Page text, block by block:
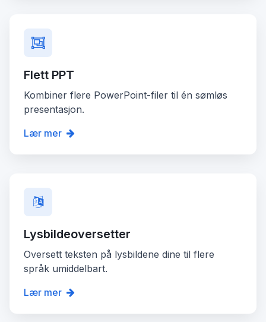
Flett PPT
Kombiner flere PowerPoint-filer til én sømløs
presentasjon.
Lær mer
Lysbildeoversetter
Oversett teksten på lysbildene dine til flere
språk umiddelbart.
Lær mer